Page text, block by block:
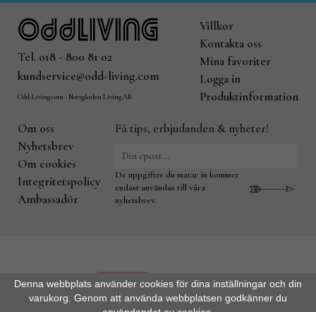
Tel. 018 - 800 81 02
kundservice@odd-living.com
Odd-Living.com - Norrgården Living AB
Villkor
Kontakta oss
Mina favoriter
Logga in
Produktinformation
Om oss
Nyhetsbrev
Om cookies
Integritetspolicy
Ambassadör
Få tips, erbjudanden & nyheter!
De uppgifter du matar in kommer
endast användas till våra
nyhetsbrev.
Denna webbplats använder cookies för dina inställningar och din
varukorg. Genom att använda webbplatsen godkänner du